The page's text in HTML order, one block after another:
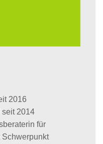
2016
2014
für
Schwerpunkt